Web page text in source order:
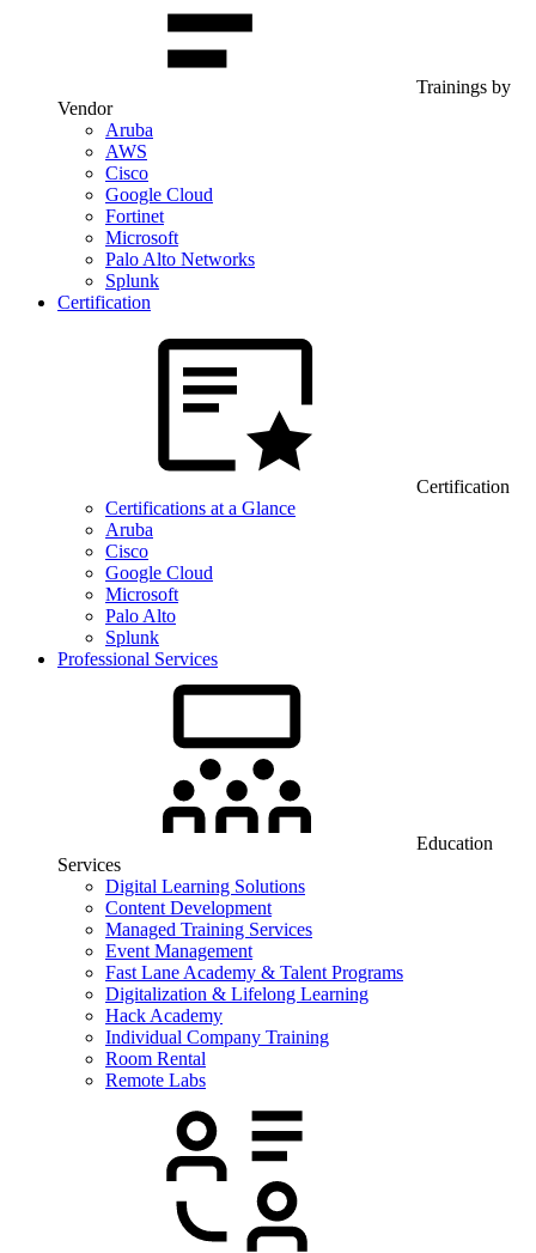
Trainings by
Vendor
Aruba
AWS
Cisco
Google Cloud
Fortinet
Microsoft
Palo Alto Networks
Splunk
Certification
Certification
Certifications at a Glance
Aruba
Cisco
Google Cloud
Microsoft
Palo Alto
Splunk
Professional Services
Education
Services
Digital Learning Solutions
Content Development
Managed Training Services
Event Management
Fast Lane Academy & Talent Programs
Digitalization & Lifelong Learning
Hack Academy
Individual Company Training
Room Rental
Remote Labs